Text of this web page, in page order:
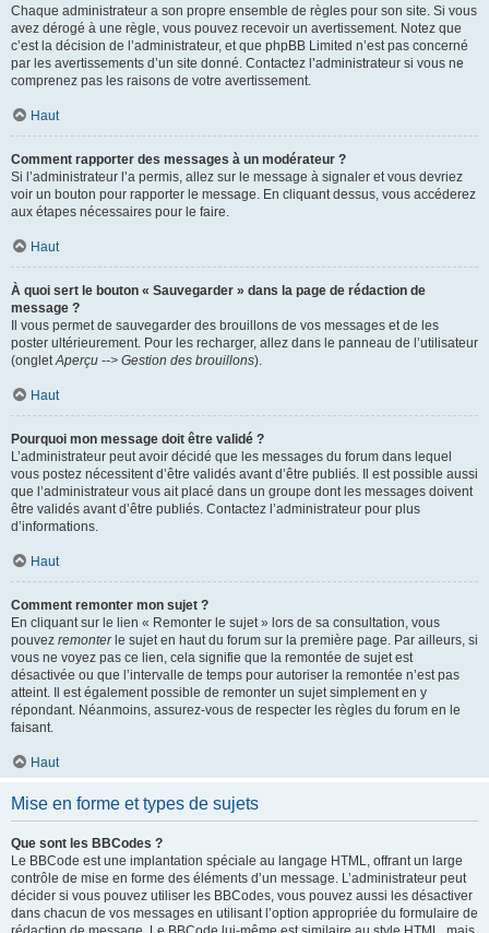
Chaque administrateur a son propre ensemble de règles pour son site. Si vous
avez dérogé à une règle, vous pouvez recevoir un avertissement. Notez que
c’est la décision de l’administrateur, et que phpBB Limited n’est pas concerné
par les avertissements d’un site donné. Contactez l’administrateur si vous ne
comprenez pas les raisons de votre avertissement.
Haut
Comment rapporter des messages à un modérateur ?
Si l’administrateur l’a permis, allez sur le message à signaler et vous devriez
voir un bouton pour rapporter le message. En cliquant dessus, vous accéderez
aux étapes nécessaires pour le faire.
Haut
À quoi sert le bouton « Sauvegarder » dans la page de rédaction de
message ?
Il vous permet de sauvegarder des brouillons de vos messages et de les
poster ultérieurement. Pour les recharger, allez dans le panneau de l’utilisateur
(ongletAperçu --> Gestion des brouillons).
Haut
Pourquoi mon message doit être validé ?
L’administrateur peut avoir décidé que les messages du forum dans lequel
vous postez nécessitent d’être validés avant d’être publiés. Il est possible aussi
que l’administrateur vous ait placé dans un groupe dont les messages doivent
être validés avant d’être publiés. Contactez l’administrateur pour plus
d’informations.
Haut
Comment remonter mon sujet ?
En cliquant sur le lien « Remonter le sujet » lors de sa consultation, vous
pouvez remonterle sujet en haut du forum sur la première page. Par ailleurs, si
vous ne voyez pas ce lien, cela signifie que la remontée de sujet est
désactivée ou que l’intervalle de temps pour autoriser la remontée n’est pas
atteint. Il est également possible de remonter un sujet simplement en y
répondant. Néanmoins, assurez-vous de respecter les règles du forum en le
faisant.
Haut
Mise en forme et types de sujets
Que sont les BBCodes ?
Le BBCode est une implantation spéciale au langage HTML, offrant un large
contrôle de mise en forme des éléments d’un message. L’administrateur peut
décider si vous pouvez utiliser les BBCodes, vous pouvez aussi les désactiver
dans chacun de vos messages en utilisant l’option appropriée du formulaire de